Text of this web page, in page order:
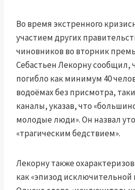
Во время экстренного
участием других
чиновников во вторник
Себастьен Лекорну сообщил,
погибло как минимум 40
водоёмах без присмотра,
каналы, указав, что
молодые люди». Он назвал
«трагическим бедствием».
Лекорну также
как «эпизод исключительной